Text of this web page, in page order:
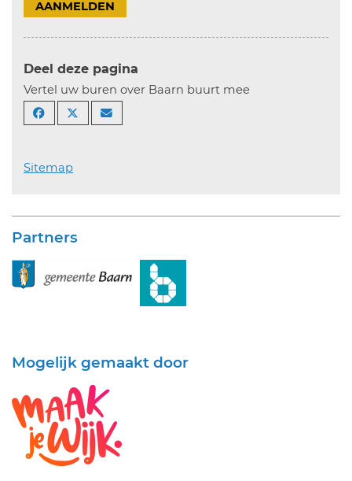
AANMELDEN
Deel deze pagina
Vertel uw buren over Baarn buurt mee
Sitemap
Partners
Mogelijk gemaakt door